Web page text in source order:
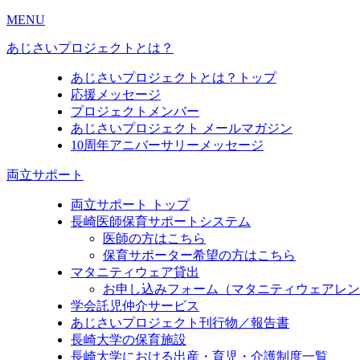
MENU
あじさいプロジェクトとは？
あじさいプロジェクトとは？トップ
応援メッセージ
プロジェクトメンバー
あじさいプロジェクト メールマガジン
10周年アニバーサリーメッセージ
両立サポート
両立サポート トップ
長崎医師保育サポートシステム
医師の方はこちら
保育サポーター希望の方はこちら
マタニティウェア貸出
お申し込みフォーム（マタニティウェアレン
学会託児仲介サービス
あじさいプロジェクト刊行物／報告書
長崎大学の保育施設
長崎大学における出産・育児・介護制度一覧